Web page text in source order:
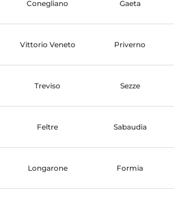
Conegliano Gaeta
Vittorio Veneto Priverno
Treviso Sezze
Feltre Sabaudia
Longarone Formia